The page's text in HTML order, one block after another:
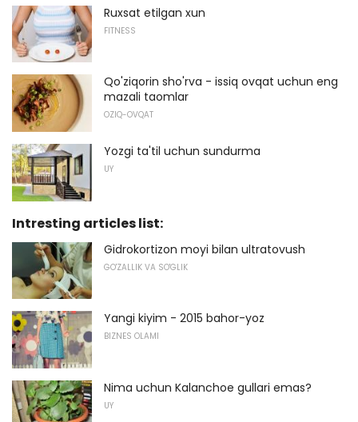
Ruxsat etilgan xun
FITNESS
Qo'ziqorin sho'rva - issiq ovqat uchun eng
mazali taomlar
OZIQ-OVQAT
Yozgi ta'til uchun sundurma
UY
Intresting articles list:
Gidrokortizon moyi bilan ultratovush
GO'ZALLIK VA SO'GLIK
Yangi kiyim - 2015 bahor-yoz
BIZNES OLAMI
Nima uchun Kalanchoe gullari emas?
UY